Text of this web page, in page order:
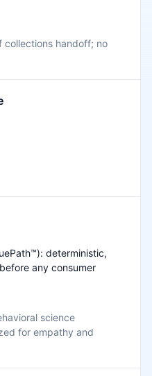
handoff; no
deterministic,
any consumer
science
for empathy and